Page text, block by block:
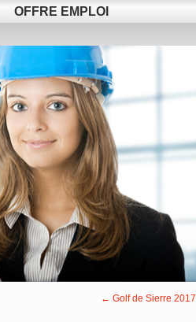
OFFRE EMPLOI
← Golf de Sierre 2017